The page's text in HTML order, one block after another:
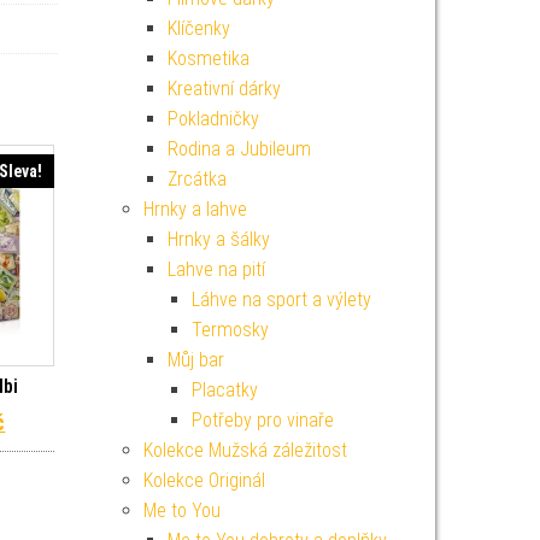
Sleva!
cena byla: 1 099 Kč.
Aktuální cena je: 199 Kč.
Klíčenky
Kosmetika
Kreativní dárky
Pokladničky
Rodina a Jubileum
Zrcátka
Hrnky a lahve
Hrnky a šálky
Lahve na pití
Láhve na sport a výlety
Termosky
Můj bar
Placatky
Potřeby pro vinaře
Kolekce Mužská záležitost
Kolekce Originál
Me to You